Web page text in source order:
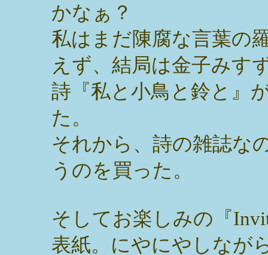
かなぁ？
私はまだ陳腐な言葉の
えず、結局は金子みす
詩『私と小鳥と鈴と』
た。
それから、詩の雑誌な
うのを買った。
そしてお楽しみの『
表紙。にやにやしなが